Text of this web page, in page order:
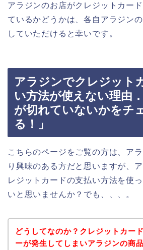
アラジンのお店がクレジットカー
ているかどうかは、各自アラジン
していただけると幸いです。
アラジンでクレジット
い方法が使えない理由
が切れていないかをチ
る！」
こちらのページをご覧の方は、ア
り興味のある方だと思いますが、
レジットカードの支払い方法を使
いと思いませんか？でも、、、。
どうしてなのか？クレジットカー
ーが発生してしまいアラジンの商